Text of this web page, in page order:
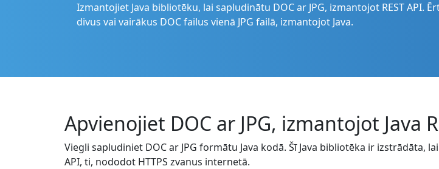
Izmantojiet Java bibliotēku, lai sapludinātu DOC ar JPG, izmantojot REST API.
divus vai vairākus DOC failus vienā JPG failā, izmantojot Java.
Apvienojiet DOC ar JPG, izmantojot Java
Viegli sapludiniet DOC ar JPG formātu Java kodā. Šī Java bibliotēka ir izstrādāta,
API, ti, nododot HTTPS zvanus internetā.